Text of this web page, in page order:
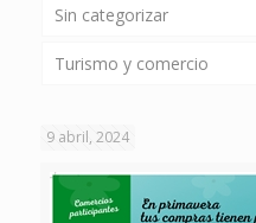
Sin categorizar
Turismo y comercio
9 abril, 2024